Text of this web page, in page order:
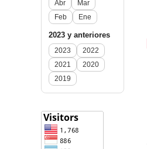
Abr
Mar
Feb
Ene
2023 y anteriores
2023
2022
2021
2020
2019